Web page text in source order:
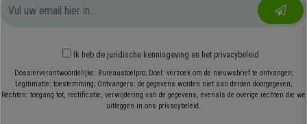
Ik heb de juridische kennisgeving en het privacybeleid
Dossierverantwoordelijke: Bureaustoelpro; Doel: verzoek om de nieuwsbrief te ontvangen;
Legitimatie: toestemming; Ontvangers: de gegevens worden niet aan derden doorgegeven;
Rechten: toegang tot, rectificatie, verwijdering van de gegevens, evenals de overige rechten die we
uitleggen in ons privacybeleid.